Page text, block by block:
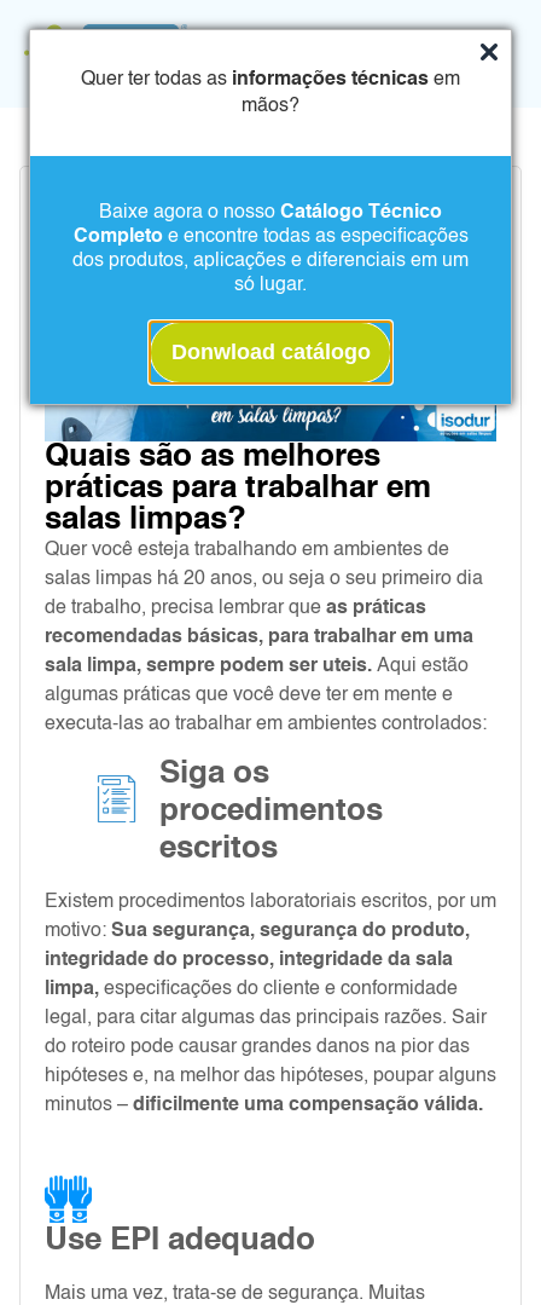
Quer ter todas as informações técnicas em
mãos?
Baixe agora o nosso Catálogo Técnico
Completo e encontre todas as especificações
dos produtos, aplicações e diferenciais em um
só lugar.
Donwload catálogo
Quais são as melhores
práticas para trabalhar em
salas limpas?
Quer você esteja trabalhando em ambientes de
salas limpas há 20 anos, ou seja o seu primeiro dia
de trabalho, precisa lembrar que as práticas
recomendadas básicas, para trabalhar em uma
sala limpa, sempre podem ser uteis. Aqui estão
algumas práticas que você deve ter em mente e
executa-las ao trabalhar em ambientes controlados:
Siga os
procedimentos
escritos
Existem procedimentos laboratoriais escritos, por um
motivo: Sua segurança, segurança do produto,
integridade do processo, integridade da sala
limpa, especificações do cliente e conformidade
legal, para citar algumas das principais razões. Sair
do roteiro pode causar grandes danos na pior das
hipóteses e, na melhor das hipóteses, poupar alguns
minutos – dificilmente uma compensação válida.
Use EPI adequado
Mais uma vez, trata-se de segurança. Muitas